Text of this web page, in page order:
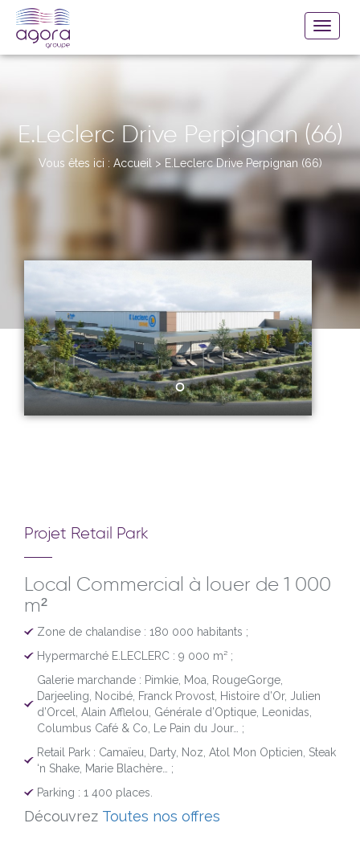
E.Leclerc Drive Perpignan (66)
Vous êtes ici : Accueil > E.Leclerc Drive Perpignan (66)
Projet Retail Park
Local Commercial à louer de 1 000
m²
Zone de chalandise : 180 000 habitants ;
Hypermarché E.LECLERC : 9 000 m² ;
Galerie marchande : Pimkie, Moa, RougeGorge,
Darjeeling, Nocibé, Franck Provost, Histoire d’Or, Julien
d’Orcel, Alain Afflelou, Générale d’Optique, Leonidas,
Columbus Café & Co, Le Pain du Jour… ;
Retail Park : Camaïeu, Darty, Noz, Atol Mon Opticien, Steak
‘n Shake, Marie Blachère… ;
Parking : 1 400 places.
Découvrez Toutes nos offres